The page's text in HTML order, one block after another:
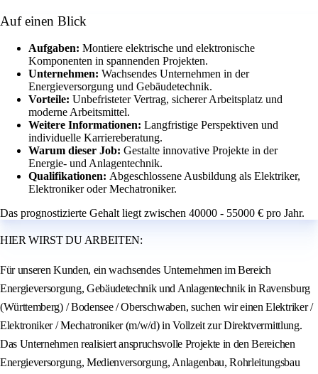
Auf einen Blick
Aufgaben: Montiere elektrische und elektronische
Komponenten in spannenden Projekten.
Unternehmen: Wachsendes Unternehmen in der
Energieversorgung und Gebäudetechnik.
Vorteile: Unbefristeter Vertrag, sicherer Arbeitsplatz und
moderne Arbeitsmittel.
Weitere Informationen: Langfristige Perspektiven und
individuelle Karriereberatung.
Warum dieser Job: Gestalte innovative Projekte in der
Energie- und Anlagentechnik.
Qualifikationen: Abgeschlossene Ausbildung als Elektriker,
Elektroniker oder Mechatroniker.
Das prognostizierte Gehalt liegt zwischen 40000 - 55000 € pro Jahr.
HIER WIRST DU ARBEITEN:
Für unseren Kunden, ein wachsendes Unternehmen im Bereich
Energieversorgung, Gebäudetechnik und Anlagentechnik in Ravensburg
(Württemberg) / Bodensee / Oberschwaben, suchen wir einen Elektriker /
Elektroniker / Mechatroniker (m/w/d) in Vollzeit zur Direktvermittlung.
Das Unternehmen realisiert anspruchsvolle Projekte in den Bereichen
Energieversorgung, Medienversorgung, Anlagenbau, Rohrleitungsbau